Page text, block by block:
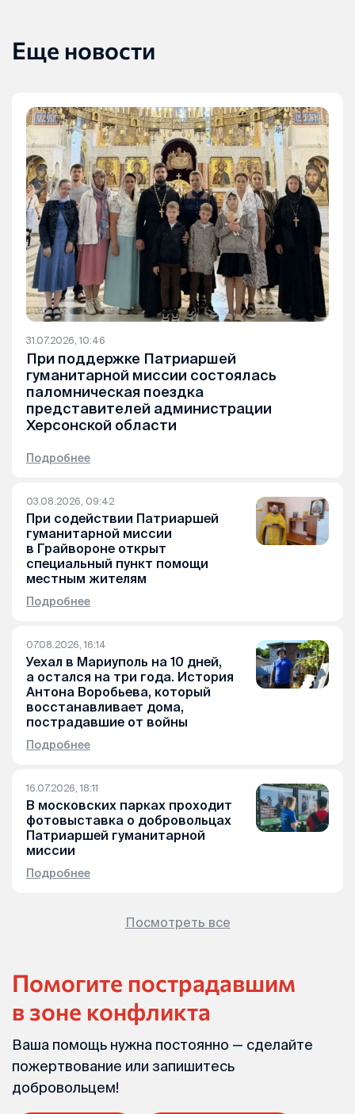
Еще новости
31.07.2026, 10:46
При поддержке Патриаршей
гуманитарной миссии состоялась
паломническая поездка
представителей администрации
Херсонской области
Подробнее
03.08.2026, 09:42
При содействии Патриаршей
гуманитарной миссии
в Грайвороне открыт
специальный пункт помощи
местным жителям
Подробнее
07.08.2026, 16:14
Уехал в Мариуполь на 10 дней,
а остался на три года. История
Антона Воробьева, который
восстанавливает дома,
пострадавшие от войны
Подробнее
16.07.2026, 18:11
В московских парках проходит
фотовыставка о добровольцах
Патриаршей гуманитарной
миссии
Подробнее
Посмотреть все
Помогите пострадавшим
в зоне конфликта
Ваша помощь нужна постоянно — сделайте
пожертвование или запишитесь
добровольцем!